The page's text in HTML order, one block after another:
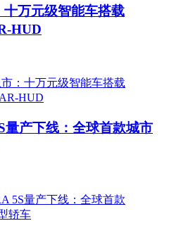
万元级智能车搭载
HUD
量产下线：全球首款城市